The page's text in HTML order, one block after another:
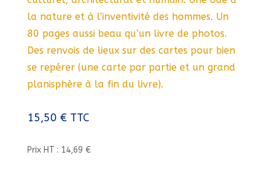
la nature et à l’inventivité des hommes. Un
80 pages aussi beau qu’un livre de photos.
Des renvois de lieux sur des cartes pour bien
se repérer (une carte par partie et un grand
planisphère à la fin du livre).
15,50 € TTC
Prix HT : 14,69 €